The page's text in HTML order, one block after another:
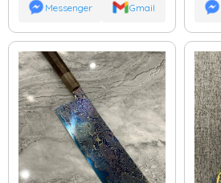
Messenger Gmail